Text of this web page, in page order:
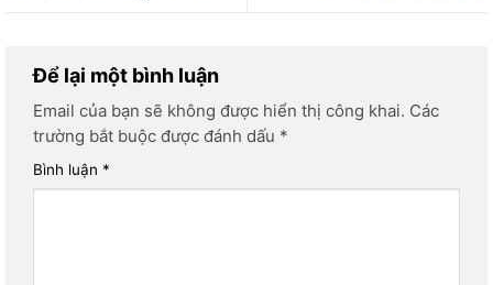
Để lại một bình luận
Email của bạn sẽ không được hiển thị công khai. Các
trường bắt buộc được đánh dấu *
Bình luận *